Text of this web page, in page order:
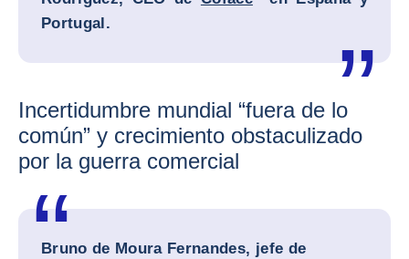
Portugal.
Incertidumbre mundial “fuera de lo
común” y crecimiento obstaculizado
por la guerra comercial
Bruno de Moura Fernandes, jefe de